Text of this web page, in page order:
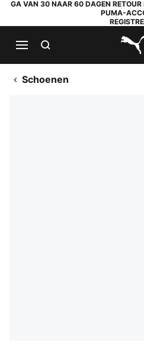
GA VAN 30 NAAR 60 DAGEN RETOUR
PUMA-
Schoenen